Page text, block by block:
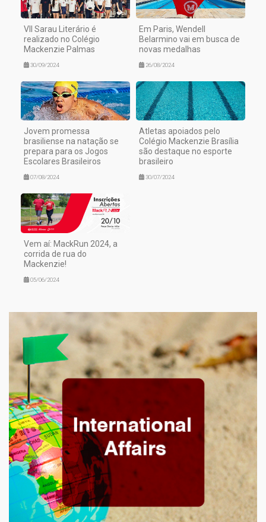
VII Sarau Literário é
realizado no Colégio
Mackenzie Palmas
30/09/2024
Em Paris, Wendell
Belarmino vai em busca de
novas medalhas
26/08/2024
Jovem promessa
brasiliense na natação se
prepara para os Jogos
Escolares Brasileiros
07/08/2024
Atletas apoiados pelo
Colégio Mackenzie Brasília
são destaque no esporte
brasileiro
30/07/2024
Vem aí: MackRun 2024, a
corrida de rua do
Mackenzie!
05/06/2024